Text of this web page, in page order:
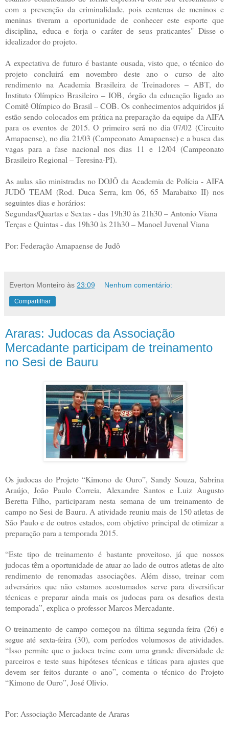
com a prevenção da criminalidade, pois centenas de meninos e
meninas tiveram a oportunidade de conhecer este esporte que
disciplina, educa e forja o caráter de seus praticantes" Disse o
idealizador do projeto.
A expectativa de futuro é bastante ousada, visto que, o técnico do
projeto concluirá em novembro deste ano o curso de alto
rendimento na Academia Brasileira de Treinadores – ABT, do
Instituto Olímpico Brasileiro – IOB, órgão da educação ligado ao
Comitê Olímpico do Brasil – COB. Os conhecimentos adquiridos já
estão sendo colocados em prática na preparação da equipe da AIFA
para os eventos de 2015. O primeiro será no dia 07/02 (Circuito
Amapaense), no dia 21/03 (Campeonato Amapaense) e a busca das
vagas para a fase nacional nos dias 11 e 12/04 (Campeonato
Brasileiro Regional – Teresina-PI).
As aulas são ministradas no DOJÔ da Academia de Polícia - AIFA
JUDÔ TEAM (Rod. Duca Serra, km 06, 65 Marabaixo II) nos
seguintes dias e horários:
Segundas/Quartas e Sextas - das 19h30 às 21h30 – Antonio Viana
Terças e Quintas - das 19h30 às 21h30 – Manoel Juvenal Viana
Por: Federação Amapaense de Judô
Everton Monteiro às 23:09 Nenhum comentário:
Compartilhar
Araras: Judocas da Associação
Mercadante participam de treinamento
no Sesi de Bauru
Os judocas do Projeto “Kimono de Ouro”, Sandy Souza, Sabrina
Araújo, João Paulo Correia, Alexandre Santos e Luiz Augusto
Beretta Filho, participaram nesta semana de um treinamento de
campo no Sesi de Bauru. A atividade reuniu mais de 150 atletas de
São Paulo e de outros estados, com objetivo principal de otimizar a
preparação para a temporada 2015.
“Este tipo de treinamento é bastante proveitoso, já que nossos
judocas têm a oportunidade de atuar ao lado de outros atletas de alto
rendimento de renomadas associações. Além disso, treinar com
adversários que não estamos acostumados serve para diversificar
técnicas e preparar ainda mais os judocas para os desafios desta
temporada”, explica o professor Marcos Mercadante.
O treinamento de campo começou na última segunda-feira (26) e
segue até sexta-feira (30), com períodos volumosos de atividades.
“Isso permite que o judoca treine com uma grande diversidade de
parceiros e teste suas hipóteses técnicas e táticas para ajustes que
devem ser feitos durante o ano”, comenta o técnico do Projeto
“Kimono de Ouro”, José Olivio.
Por: Associação Mercadante de Araras